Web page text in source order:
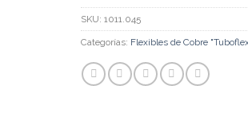
SKU: 1011.045
Categorías: Flexibles de Cobre